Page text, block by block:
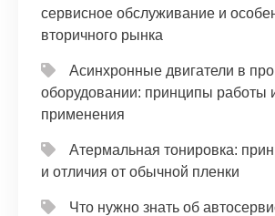
сервисное обслуживание и
вторичного рынка
Асинхронные двигатели в
оборудовании: принципы работы
применения
Атермальная тонировка:
и отличия от обычной пленки
Что нужно знать об